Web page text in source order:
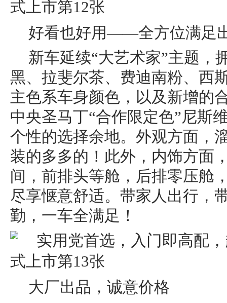
好看也好用——全方位满足
新车延续“大艺术家”主题，
黑、拉斐尔茶、费迪南粉、西
主色系车身颜色，以及新增的
中央圣马丁“合作限定色”尼斯
个性的选择余地。外观方面，
装的多多的！此外，内饰方面
间，前排头等舱，后排零压舱
尽享惬意舒适。带家人出行，
勤，一车全满足！
大厂出品，诚意价格